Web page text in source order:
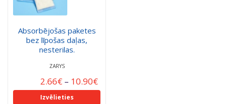
Absorbējošas paketes
bez līpošas daļas,
nesterilas.
ZARYS
2.66€ – 10.90€
Izvēlieties